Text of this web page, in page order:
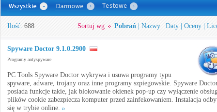
Ilość: 688 Sortuj wg Pobrań Nazwy Daty Oceny
Spyware Doctor 9.1.0.2900
Programy antyspyware
PC Tools Spyware Doctor wykrywa i usuwa programy typu
spyware, adware, trojany oraz inne programy szpiegowskie. Spyware
posiada funkcje takie, jak blokowanie okienek pop-up czy wyłączenie
plików cookie zabezpiecza komputer przed zainfekowaniem. Instalacja
się w trybie online.